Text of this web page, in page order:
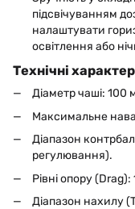
підсвічуванням
налаштувати
освітлення або
Технічні
Діаметр чаші: 100
Максимальне
Діапазон
регулювання).
Рівні опору
Діапазон нахилу